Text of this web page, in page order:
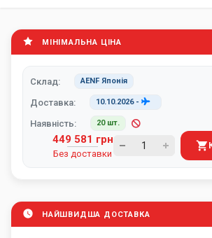
МІНІМАЛЬНА ЦІНА
Склад: AENF Японія
Доставка: 10.10.2026-
Наявність: 20 шт.
449 581 грн
Без доставки
НАЙШВИДША ДОСТАВКА